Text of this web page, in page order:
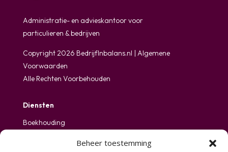
Beheer toestemming
Administratie- en advieskantoor voor
particulieren & bedrijven
Copyright 2026 BedrijfInbalans.nl | Algemene
Voorwaarden
Alle Rechten Voorbehouden
Diensten
Boekhouding
Salaris & Personeel